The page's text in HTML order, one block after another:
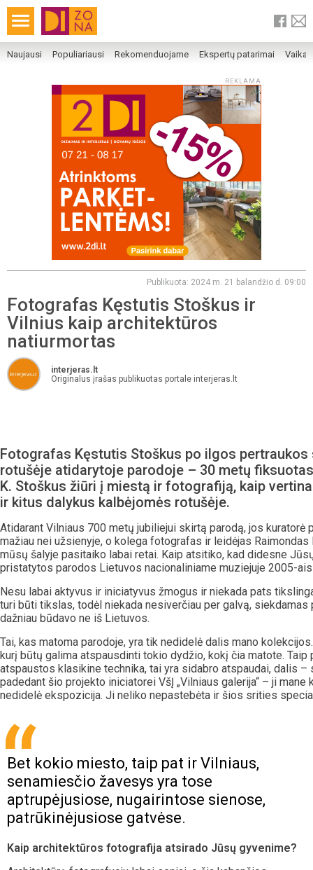
Naujausi Populiariausi Rekomenduojame Ekspertų patarimai
REKLAMA
Publikuota: 2024 m. 21 balandžio d. 09:00
Fotografas Kęstutis Stoškus ir
Vilnius kaip architektūros
natiurmortas
interjeras.lt
Originalus įrašas publikuotas portale interjeras.lt
Fotografas Kęstutis Stoškus po ilgos
rotušėje atidarytoje parodoje – 30 metų
K. Stoškus žiūri į miestą ir fotografiją, kaip
ir kitus dalykus kalbėjomės rotušėje.
Atidarant Vilniaus 700 metų jubiliejui skirtą parodą, jos
mažiau nei užsienyje, o kolega fotografas ir leidėjas
mūsų šalyje pasitaiko labai retai. Kaip atsitiko, kad didesne
pristatytos parodos Lietuvos nacionaliniame muziejuje 2005-
Nesu labai aktyvus ir iniciatyvus žmogus ir niekada pats
turi būti tikslas, todėl niekada nesiverčiau per galvą,
dažniau būdavo ne iš Lietuvos.
Tai, kas matoma parodoje, yra tik nedidelė dalis mano
kurį būtų galima atspausdinti tokio dydžio, kokį čia matote.
atspaustos klasikine technika, tai yra sidabro atspaudai, dalis
padedant šio projekto iniciatorei VšĮ „Vilniaus galerija“ – ji
nedidelė ekspozicija. Ji neliko nepastebėta ir šios srities
Bet kokio miesto, taip pat ir Vilniaus,
senamiesčio žavesys yra tose
aptrupėjusiose, nugairintose sienose,
patrūkinėjusiose gatvėse.
Kaip architektūros fotografija atsirado Jūsų gyvenime?